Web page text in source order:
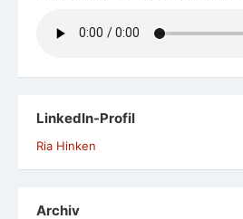
LinkedIn-Profil
Ria Hinken
Archiv